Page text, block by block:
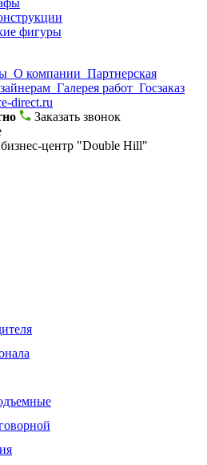
фигуры
О компании Партнерская
Галерея работ Госзаказ
direct.ru
Заказать звонок
центр "Double Hill"